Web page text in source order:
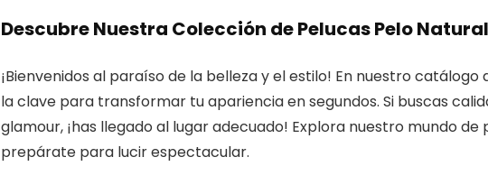
Descubre Nuestra Colección de Pelucas Pelo Natural
¡Bienvenidos al paraíso de la belleza y el estilo! En nuestro catálogo
la clave para transformar tu apariencia en segundos. Si buscas
glamour, ¡has llegado al lugar adecuado! Explora nuestro mundo
prepárate para lucir espectacular.